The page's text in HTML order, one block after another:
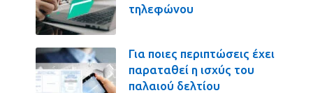
τηλεφώνου
Για ποιες περιπτώσεις έχει
παραταθεί η ισχύς του
παλαιού δελτίου